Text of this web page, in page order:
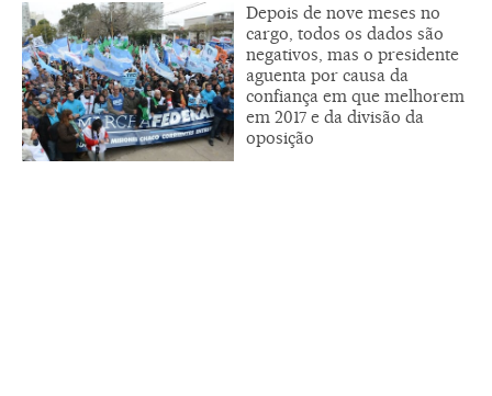
Depois de nove meses no
cargo, todos os dados são
negativos, mas o presidente
aguenta por causa da
confiança em que melhorem
em 2017 e da divisão da
oposição